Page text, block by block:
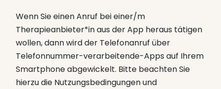
Wenn Sie einen Anruf bei einer/m
Therapieanbieter*in aus der App heraus tätigen
wollen, dann wird der Telefonanruf über
Telefonnummer-verarbeitende-Apps auf Ihrem
Smartphone abgewickelt. Bitte beachten Sie
hierzu die Nutzungsbedingungen und